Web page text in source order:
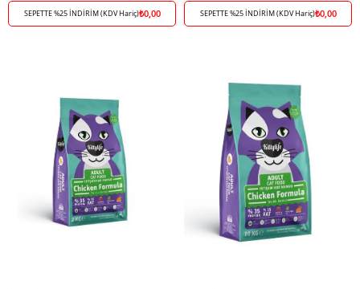
SEPETTE %25 İNDİRİM (KDV Hariç)₺0,00 SEPETTE %25 İNDİRİM (KDV Hariç)₺0,00